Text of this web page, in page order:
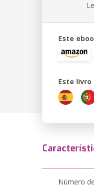
Este
Este
Número